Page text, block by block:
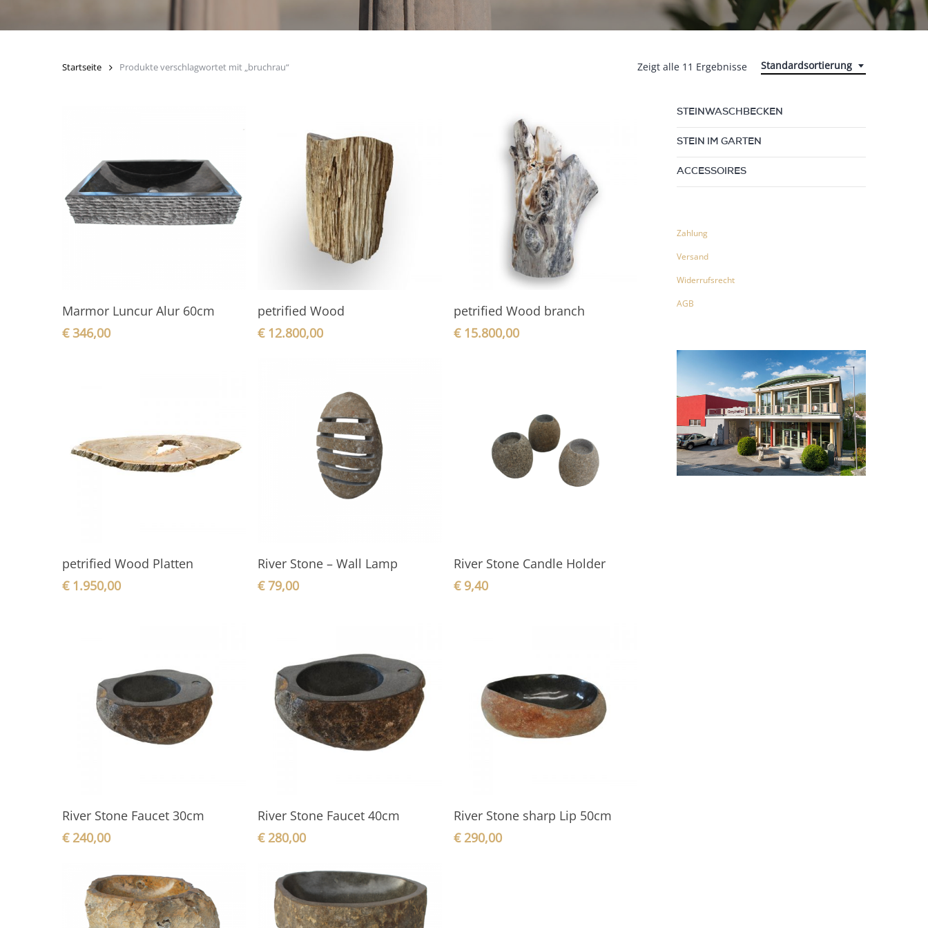
Standardsortierung
Zeigt alle 11 Ergebnisse
Startseite Produkte verschlagwortet mit „bruchrau“
In den Warenkorb
Marmor Luncur Alur 60cm
€346,00
In den Warenkorb
petrified Wood
€12.800,00
In den Warenkorb
petrified Wood branch
€15.800,00
In den Warenkorb
petrified Wood Platten
€1.950,00
In den Warenkorb
River Stone – Wall Lamp
€79,00
In den Warenkorb
River Stone Candle Holder
€9,40
In den Warenkorb
River Stone Faucet 30cm
€240,00
In den Warenkorb
River Stone Faucet 40cm
€280,00
In den Warenkorb
River Stone sharp Lip 50cm
€290,00
STEINWASCHBECKEN
STEIN IM GARTEN
ACCESSOIRES
Zahlung
Versand
Widerrufsrecht
AGB